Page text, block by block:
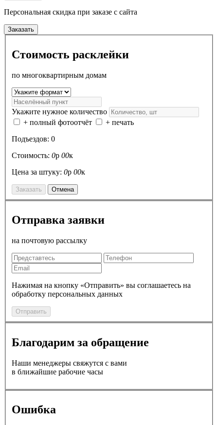
Персональная скидка при заказе с сайта
Заказать
Стоимость расклейки
по многоквартирным домам
Укажите нужное количество
+ полный фотоотчёт
+ печать
Подъездов: 0
Стоимость: 0р 00к
Цена за штуку: 0р 00к
Заказать Отмена
Отправка заявки
на почтовую рассылку
Нажимая на кнопку «Отправить» вы соглашаетесь на
обработку персональных данных
Отправить
Благодарим за обращение
Наши менеджеры свяжутся с вами
в ближайшие рабочие часы
Ошибка